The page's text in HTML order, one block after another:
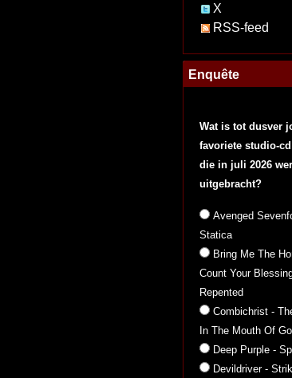
X
RSS-feed
Enquête
Wat is tot dusver
favoriete studio-
die in juli 2026
uitgebracht?
Avenged
Statica
Bring Me The
Count Your
Repented
Combichrist -
In The Mouth Of
Deep Purple -
Devildriver -